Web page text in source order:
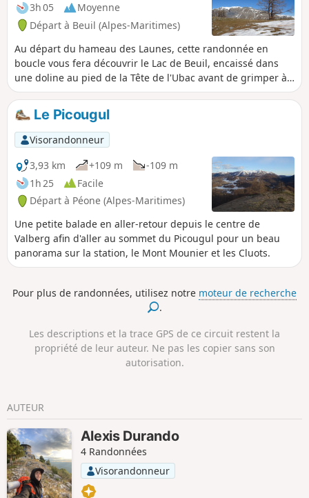
3h 05
Moyenne
Départ à Beuil (Alpes-Maritimes)
Au départ du hameau des Launes, cette randonnée en
boucle vous fera découvrir le Lac de Beuil, encaissé dans
une doline au pied de la Tête de l'Ubac avant de grimper à
la Tête du Garnier pour un magnifique panorama sur tout le
secteur de Beuil-Valberg jusqu'au Mont Mounier et le
Mercantour au loin.
Le Picougul
Visorandonneur
3,93 km
+109 m
-109 m
1h 25
Facile
Départ à Péone (Alpes-Maritimes)
Une petite balade en aller-retour depuis le centre de
Valberg afin d'aller au sommet du Picougul pour un beau
panorama sur la station, le Mont Mounier et les Cluots.
Pour plus de randonnées, utilisez notre moteur de recherche
.
Les descriptions et la trace GPS de ce circuit restent la
propriété de leur auteur. Ne pas les copier sans son
autorisation.
AUTEUR
Alexis Durando
4 Randonnées
Visorandonneur